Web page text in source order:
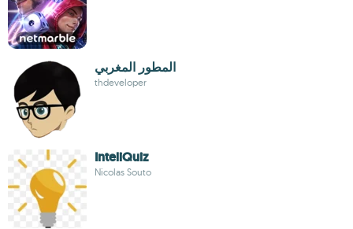
المطور المغربي
thdeveloper
InteliQuiz
Nicolas Souto